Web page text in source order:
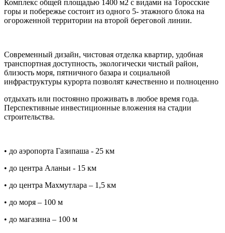
Комплекс общей площадью 1400 м2 с видами на Торосские
горы и побережье состоит из одного 5- этажного блока на
огороженной территории на второй береговой линии.
Современный дизайн, чистовая отделка квартир, удобная
транспортная доступность, экологически чистый район,
близость моря, пятничного базара и социальной
инфраструктуры курорта позволят качественно и полноценно
отдыхать или постоянно проживать в любое время года.
Перспективные инвестиционные вложения на стадии
строительства.
• до аэропорта Газипаша - 25 км
• до центра Аланьи - 15 км
• до центра Махмутлара – 1,5 км
• до моря – 100 м
• до магазина – 100 м